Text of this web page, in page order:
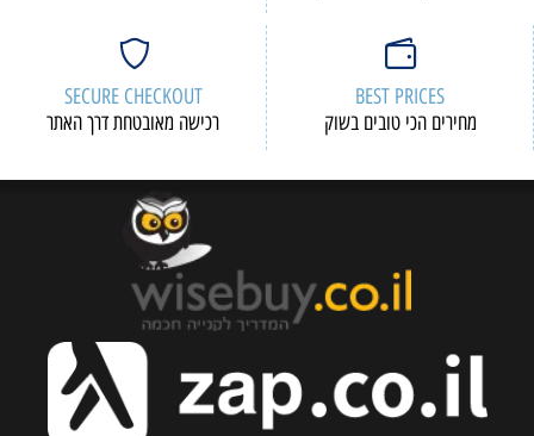
BEST PRICES
מחירים הכי טובים בשוק
SECURE CHECKOUT
רכישה מאובטחת דרך האתר